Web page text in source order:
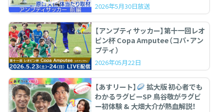
2026年5月30日放送
【アンプティサッカー】第十一回レオ
ピン杯 Copa Amputee（コパ・アン
プティ）
2026年05月22日
【あすリート】
拡大版 初心者でも
わかるラグビーSP 鳥谷敬がラグビ
ー初体験 & 大畑大介が熱血解説！